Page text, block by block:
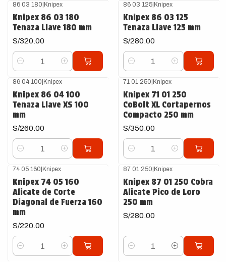
86 03 180|Knipex
Knipex 86 03 180
Tenaza Llave 180 mm
S/320.00
Cantidad
86 03 125|Knipex
Knipex 86 03 125
Tenaza Llave 125 mm
S/280.00
Cantidad
86 04 100|Knipex
Knipex 86 04 100
Tenaza Llave XS 100
mm
S/260.00
Cantidad
71 01 250|Knipex
Knipex 71 01 250
CoBolt XL Cortapernos
Compacto 250 mm
S/350.00
Cantidad
74 05 160|Knipex
Knipex 74 05 160
Alicate de Corte
Diagonal de Fuerza 160
mm
S/220.00
Cantidad
87 01 250|Knipex
Knipex 87 01 250 Cobra
Alicate Pico de Loro
250 mm
S/280.00
Cantidad